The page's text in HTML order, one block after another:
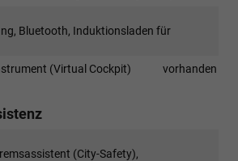
Bluetooth, Induktionsladen für
(Virtual Cockpit)
vorhanden
(City-Safety),